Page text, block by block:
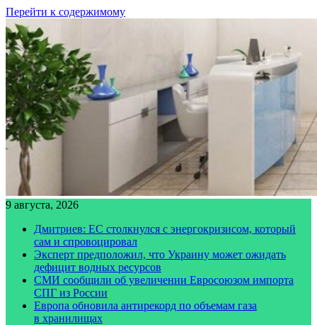
Перейти к содержимому
9 августа, 2026
Дмитриев: ЕС столкнулся с энергокризисом, который
сам и спровоцировал
Эксперт предположил, что Украину может ожидать
дефицит водных ресурсов
СМИ сообщили об увеличении Евросоюзом импорта
СПГ из России
Европа обновила антирекорд по объемам газа
в хранилищах